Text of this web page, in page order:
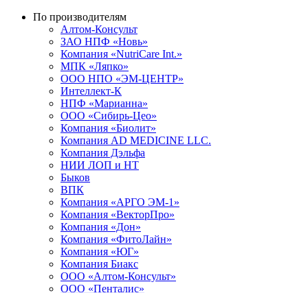
По производителям
Алтом-Консульт
ЗАО НПФ «Новь»
Компания «NutriCare Int.»
МПК «Ляпко»
ООО НПО «ЭМ-ЦЕНТР»
Интеллект-К
НПФ «Марианна»
ООО «Сибирь-Цео»
Компания «Биолит»
Компания AD MEDICINE LLC.
Компания Дэльфа
НИИ ЛОП и НТ
Быков
ВПК
Компания «АРГО ЭМ-1»
Компания «ВекторПро»
Компания «Дон»
Компания «ФитоЛайн»
Компания «ЮГ»
Компания Биакс
ООО «Алтом-Консульт»
ООО «Пенталис»